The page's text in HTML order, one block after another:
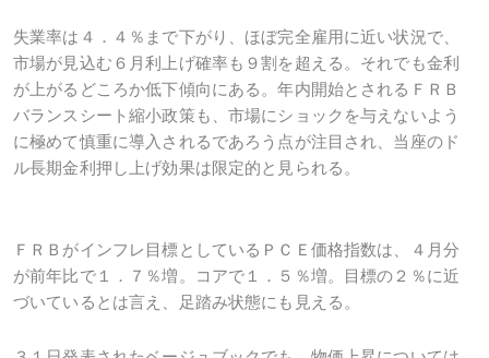
失業率は４．４％まで下がり、ほぼ完全雇用に近い状況で、
市場が見込む６月利上げ確率も９割を超える。それでも金利
が上がるどころか低下傾向にある。年内開始とされるＦＲＢ
バランスシート縮小政策も、市場にショックを与えないよう
に極めて慎重に導入されるであろう点が注目され、当座のド
ル長期金利押し上げ効果は限定的と見られる。
ＦＲＢがインフレ目標としているＰＣＥ価格指数は、４月分
が前年比で１．７％増。コアで１．５％増。目標の２％に近
づいているとは言え、足踏み状態にも見える。